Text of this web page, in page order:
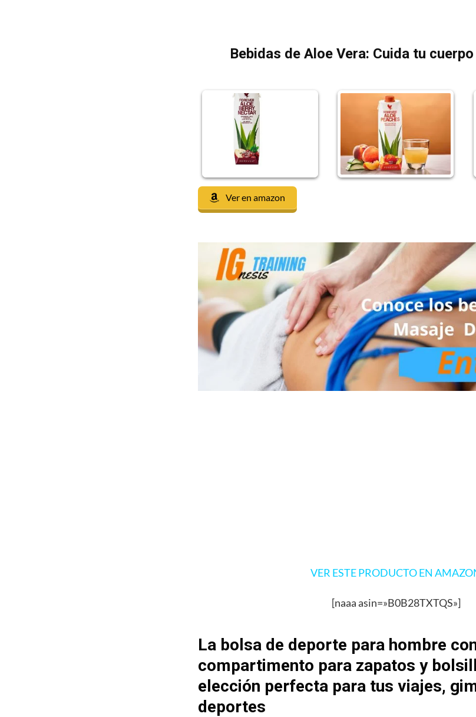
Bebidas de Aloe Vera: Cuida tu
Ver en amazon
VER ESTE PRODUCTO EN
[naaa asin=»B0B28TXTQS»]
La bolsa de deporte para hombre
compartimento para zapatos y
elección perfecta para tus viajes,
deportes